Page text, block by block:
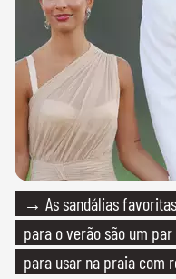
→ As sandálias
para o verão são um
para usar na praia com